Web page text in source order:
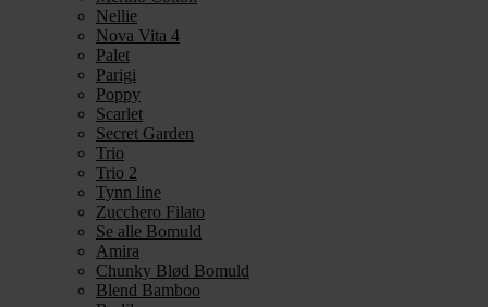
Nellie
Nova Vita 4
Palet
Parigi
Poppy
Scarlet
Secret Garden
Trio
Trio 2
Tynn line
Zucchero Filato
Se alle Bomuld
Amira
Chunky Blød Bomuld
Blend Bamboo